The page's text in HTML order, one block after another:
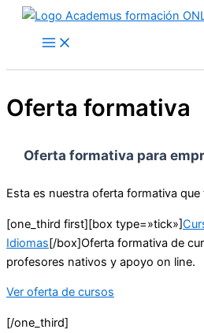
Oferta formativa
Oferta formativa para
Esta es nuestra oferta formativa
[one_third first][box type=»tick»]
Idiomas[/box]Oferta formativa de
profesores nativos y apoyo on line.
Ver oferta de cursos
[/one_third]